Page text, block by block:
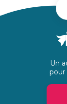
Un
pour